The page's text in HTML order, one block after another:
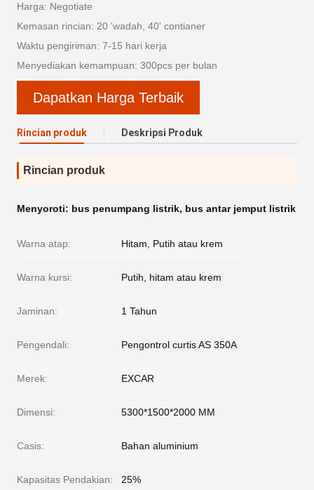
Harga: Negotiate
Kemasan rincian: 20 'wadah, 40' contianer
Waktu pengiriman: 7-15 hari kerja
Menyediakan kemampuan: 300pcs per bulan
Dapatkan Harga Terbaik
Rincian produk Deskripsi Produk
Rincian produk
Menyoroti: bus penumpang listrik, bus antar jemput listrik
Warna atap: Hitam, Putih atau krem
Warna kursi: Putih, hitam atau krem
Jaminan: 1 Tahun
Pengendali: Pengontrol curtis AS 350A
Merek: EXCAR
Dimensi: 5300*1500*2000 MM
Casis: Bahan aluminium
Kapasitas Pendakian: 25%